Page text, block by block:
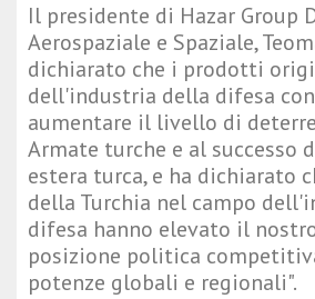
Il presidente di Hazar Group
Aerospaziale e Spaziale,
dichiarato che i prodotti
dell'industria della difesa
aumentare il livello di
Armate turche e al successo
estera turca, e ha dichiarato
della Turchia nel campo
difesa hanno elevato il
posizione politica
potenze globali e regionali".